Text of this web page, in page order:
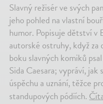
Slavný režisér ve svých
jeho pohled na vlastní
humor. Popisuje dětství v
autorské ostruhy, když za
boku slavných komiků
Sida Caesara; vypráví, jak
úspěchu a uznání, těžce
standupových pódiích.